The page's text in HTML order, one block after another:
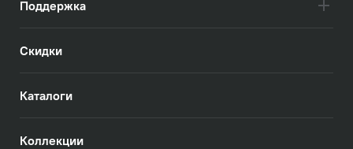
Поддержка
Скидки
Каталоги
Коллекции